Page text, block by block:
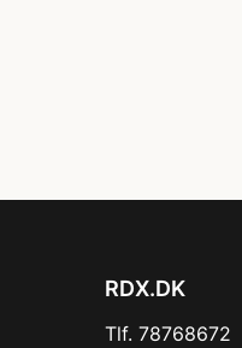
RDX.DK
Tlf. 78768672